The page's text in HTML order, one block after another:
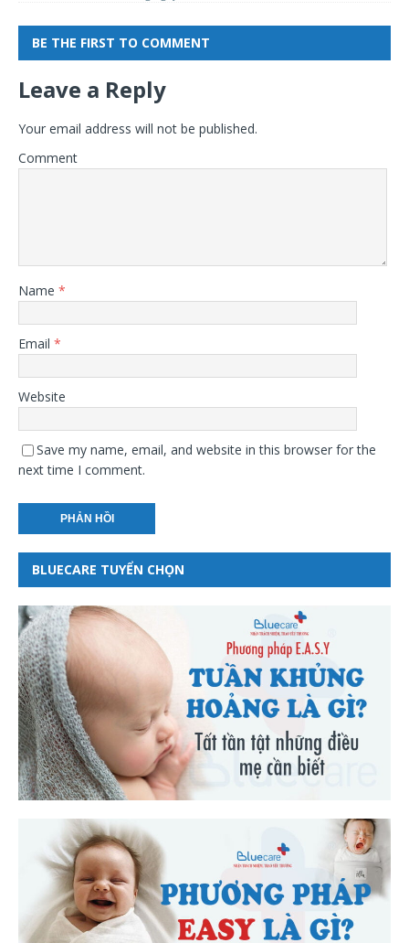
BE THE FIRST TO COMMENT
Leave a Reply
Your email address will not be published.
Comment
Name *
Email *
Website
Save my name, email, and website in this browser for the
next time I comment.
BLUECARE TUYỂN CHỌN